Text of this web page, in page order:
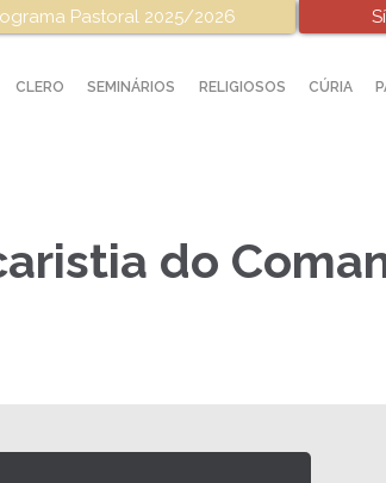
Pastoral 2025/2026
CLERO SEMINÁRIOS RELIGIOSOS CÚRIA
do